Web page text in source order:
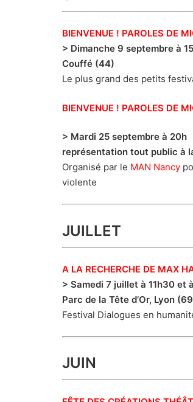
BIENVENUE ! PAROLES DE
> Dimanche 9 septembre à
Couffé (44)
Le plus grand des petits
BIENVENUE ! PAROLES DE
> Mardi 25 septembre à 20h
représentation tout public à
Organisé par le MAN Nancy
violente
JUILLET
A LA RECHERCHE DE MAX
> Samedi 7 juillet à 11h30 et
Parc de la Tête d’Or, Lyon
Festival Dialogues en
JUIN